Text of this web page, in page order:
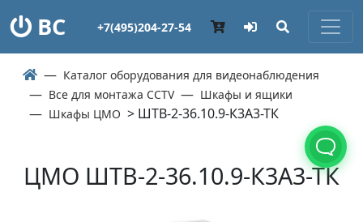
ВС +7(495)204-27-54
Каталог оборудования для видеонаблюдения
Все для монтажа CCTV
Шкафы и ящики
Шкафы ЦМО > ШТВ-2-36.10.9-К3А3-ТК
ЦМО ШТВ-2-36.10.9-К3А3-ТК